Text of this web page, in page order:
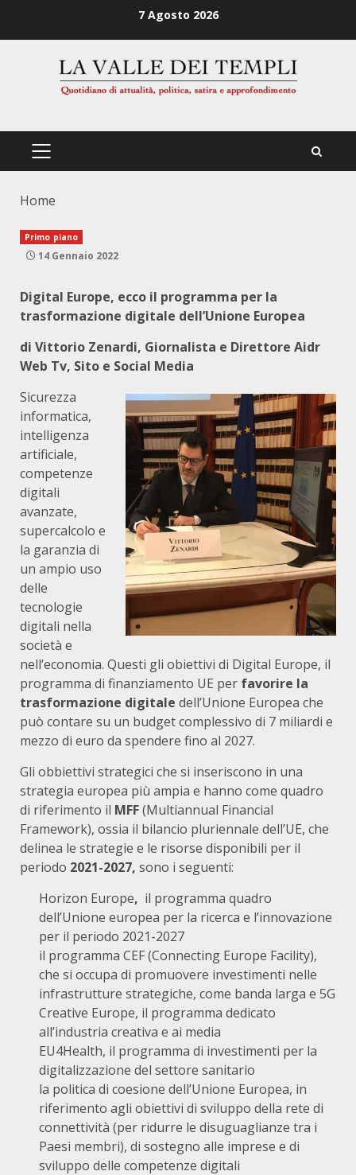
7 Agosto 2026
PRIMÄRES
Home
Primo piano
14 Gennaio 2022
Digital Europe, ecco il programma per la
trasformazione digitale dell’Unione Europea
di Vittorio Zenardi, Giornalista e Direttore Aidr
Web Tv, Sito e Social Media
Sicurezza
informatica,
intelligenza
artificiale,
competenze
digitali
avanzate,
supercalcolo e
la garanzia di
un ampio uso
delle
tecnologie
digitali nella
società e
nell’economia. Questi gli obiettivi di Digital Europe, il
programma di finanziamento UE per favorire la
trasformazione digitale dell’Unione Europea che
può contare su un budget complessivo di 7 miliardi e
mezzo di euro da spendere fino al 2027.
Gli obbiettivi strategici che si inseriscono in una
strategia europea più ampia e hanno come quadro
di riferimento il MFF(Multiannual Financial
Framework), ossia il bilancio pluriennale dell’UE, che
delinea le strategie e le risorse disponibili per il
periodo 2021-2027, sono i seguenti:
Horizon Europe, il programma quadro
dell’Unione europea per la ricerca e l’innovazione
per il periodo 2021-2027
il programma CEF (Connecting Europe Facility),
che si occupa di promuovere investimenti nelle
infrastrutture strategiche, come banda larga e 5G
Creative Europe, il programma dedicato
all’industria creativa e ai media
EU4Health, il programma di investimenti per la
digitalizzazione del settore sanitario
la politica di coesione dell’Unione Europea, in
riferimento agli obiettivi di sviluppo della rete di
connettività (per ridurre le disuguaglianze tra i
Paesi membri), di sostegno alle imprese e di
sviluppo delle competenze digitali